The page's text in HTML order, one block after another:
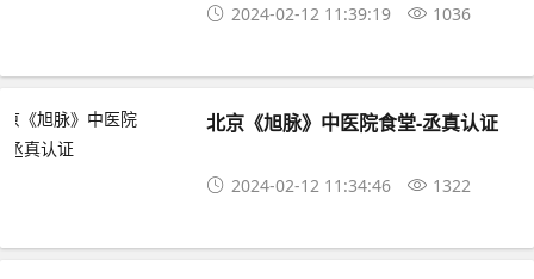
2024-02-12 11:39:19 1036
北京《旭脉》中医院食堂-丞真认证
2024-02-12 11:34:46 1322